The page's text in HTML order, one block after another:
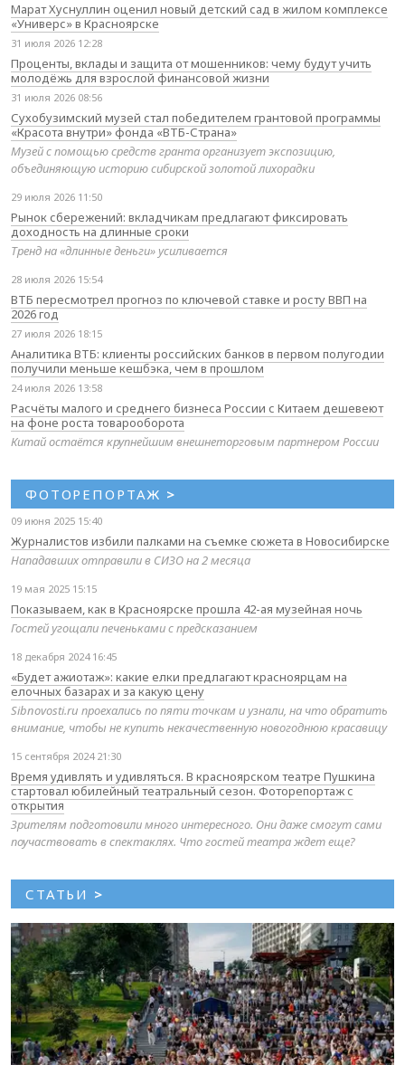
Марат Хуснуллин оценил новый детский сад в жилом комплексе
«Универс» в Красноярске
31 июля 2026 12:28
Проценты, вклады и защита от мошенников: чему будут учить
молодёжь для взрослой финансовой жизни
31 июля 2026 08:56
Сухобузимский музей стал победителем грантовой программы
«Красота внутри» фонда «ВТБ-Страна»
Музей с помощью средств гранта организует экспозицию,
объединяющую историю сибирской золотой лихорадки
29 июля 2026 11:50
Рынок сбережений: вкладчикам предлагают фиксировать
доходность на длинные сроки
Тренд на «длинные деньги» усиливается
28 июля 2026 15:54
ВТБ пересмотрел прогноз по ключевой ставке и росту ВВП на
2026 год
27 июля 2026 18:15
Аналитика ВТБ: клиенты российских банков в первом полугодии
получили меньше кешбэка, чем в прошлом
24 июля 2026 13:58
Расчёты малого и среднего бизнеса России с Китаем дешевеют
на фоне роста товарооборота
Китай остаётся крупнейшим внешнеторговым партнером России
ФОТОРЕПОРТАЖ >
09 июня 2025 15:40
Журналистов избили палками на съемке сюжета в Новосибирске
Нападавших отправили в СИЗО на 2 месяца
19 мая 2025 15:15
Показываем, как в Красноярске прошла 42-ая музейная ночь
Гостей угощали печеньками с предсказанием
18 декабря 2024 16:45
«Будет ажиотаж»: какие елки предлагают красноярцам на
елочных базарах и за какую цену
Sibnovosti.ru проехались по пяти точкам и узнали, на что обратить
внимание, чтобы не купить некачественную новогоднюю красавицу
15 сентября 2024 21:30
Время удивлять и удивляться. В красноярском театре Пушкина
стартовал юбилейный театральный сезон. Фоторепортаж с
открытия
Зрителям подготовили много интересного. Они даже смогут сами
поучаствовать в спектаклях. Что гостей театра ждет еще?
СТАТЬИ >